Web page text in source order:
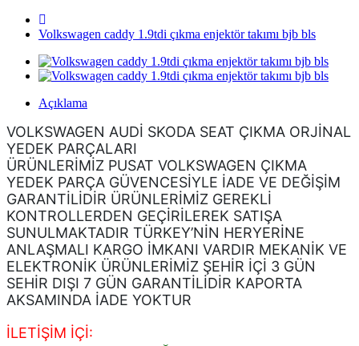
Volkswagen caddy 1.9tdi çıkma enjektör takımı bjb bls
Açıklama
VOLKSWAGEN AUDİ SKODA SEAT ÇIKMA ORJİNAL
YEDEK PARÇALARI
ÜRÜNLERİMİZ PUSAT VOLKSWAGEN ÇIKMA
YEDEK PARÇA GÜVENCESİYLE İADE VE DEĞİŞİM
GARANTİLİDİR ÜRÜNLERİMİZ GEREKLİ
KONTROLLERDEN GEÇİRİLEREK SATIŞA
SUNULMAKTADIR TÜRKEY’NİN HERYERİNE
ANLAŞMALI KARGO İMKANI VARDIR MEKANİK VE
ELEKTRONİK ÜRÜNLERİMİZ ŞEHİR İÇİ 3 GÜN
SEHİR DIŞI 7 GÜN GARANTİLİDİR KAPORTA
AKSAMINDA İADE YOKTUR
İLETİŞİM İÇİ: